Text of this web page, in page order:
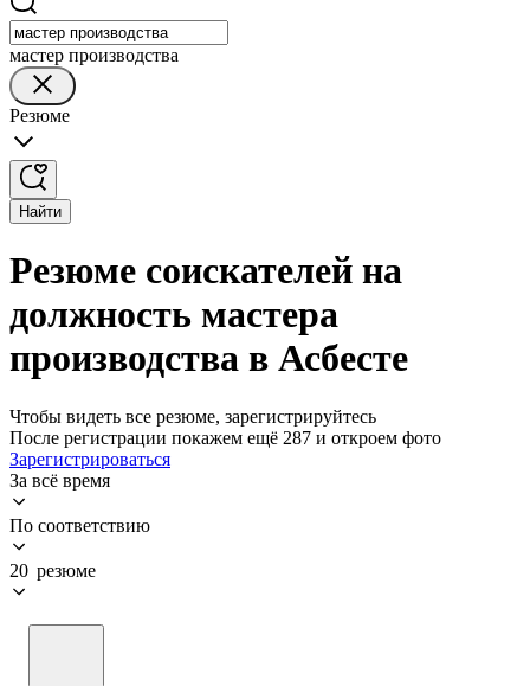
мастер производства
Резюме
Найти
Резюме соискателей на
должность мастера
производства в Асбесте
Чтобы видеть все резюме, зарегистрируйтесь
После регистрации покажем ещё 287 и откроем фото
Зарегистрироваться
За всё время
По соответствию
20 резюме